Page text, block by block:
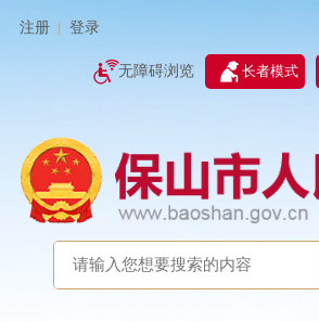
注册 登录
无障碍浏览 长者模式